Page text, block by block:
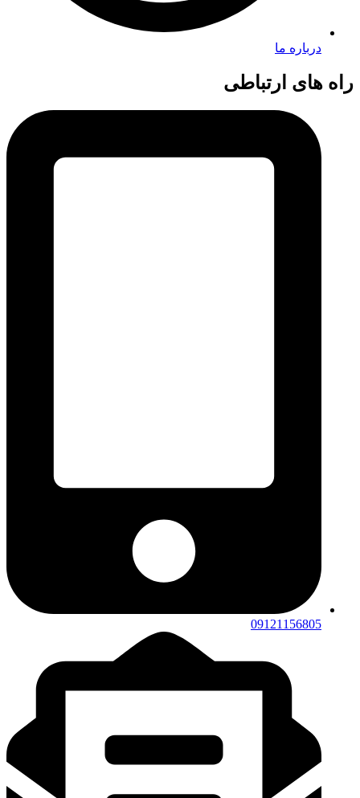
درباره ما
راه های ارتباطی
09121156805